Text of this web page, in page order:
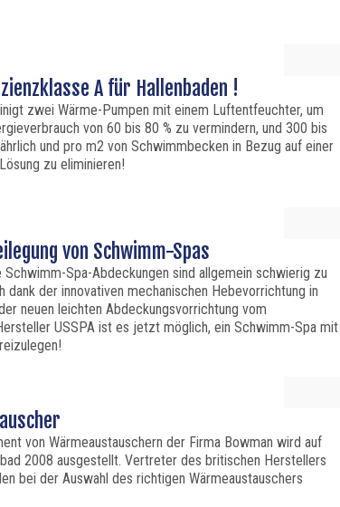
A für Hallenbaden !
zwei Wärme-Pumpen mit einem Luftentfeuchter, um
von 60 bis 80 % zu vermindern, und 300 bis
und pro m2 von Schwimmbecken in Bezug auf einer
zu eliminieren!
von Schwimm-Spas
Schwimm-Spa-Abdeckungen sind allgemein schwierig zu
dank der innovativen mechanischen Hebevorrichtung in
neuen leichten Abdeckungsvorrichtung vom
USSPA ist es jetzt möglich, ein Schwimm-Spa mit
von Wärmeaustauschern der Firma Bowman wird auf
2008 ausgestellt. Vertreter des britischen Herstellers
bei der Auswahl des richtigen Wärmeaustauschers